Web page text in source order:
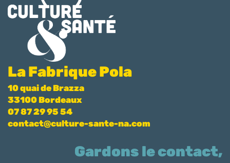
La Fabrique Pola
10 quai de Brazza
33100 Bordeaux
07 87 29 95 54
contact@culture-sante-na.com
Gardons le contact,